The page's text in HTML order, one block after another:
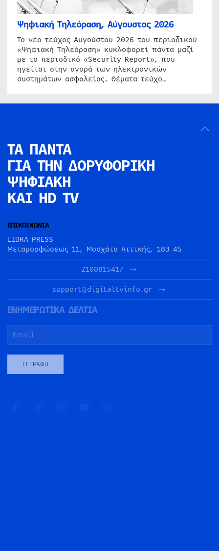
Ψηφιακή Τηλεόραση, Αύγουστος 2026
Το νέο τεύχος Αυγούστου 2026 του περιοδικού
«Ψηφιακή Τηλεόραση» κυκλοφορεί πάντα μαζί
με το περιοδικό «Security Report», που
ηγείται στην αγορά των ηλεκτρονικών
συστημάτων ασφαλείας. Θέματα τεύχο…
ΤΑ ΠΑΝΤΑ
ΓΙΑ ΤΗΝ ΔΟΡΥΦΟΡΙΚΗ
ΨΗΦΙΑΚΗ
ΚΑΙ HD TV
ΕΠΙΚΟΙΝΩΝΙΑ
LIBRA PRESS
Μεταμορφώσεως 11, Μοσχάτο Αττικής, 183 45
2108815417
support@digitaltvinfo.gr
ΕΝΗΜΕΡΩΤΙΚΑ ΔΕΛΤΙΑ
ΕΓΓΡΑΦΉ